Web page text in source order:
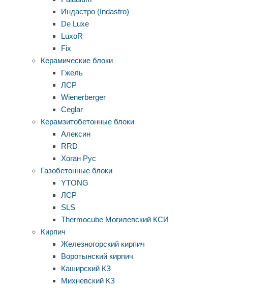
Индастро (Indastro)
De Luxe
LuxoR
Fix
Керамические блоки
Гжель
ЛСР
Wienerberger
Ceglar
Керамзитобетонные блоки
Алексин
RRD
Хоган Рус
Газобетонные блоки
YTONG
ЛСР
SLS
Thermocube Могилевский КСИ
Кирпич
Железногорский кирпич
Воротынский кирпич
Каширский КЗ
Михневский КЗ